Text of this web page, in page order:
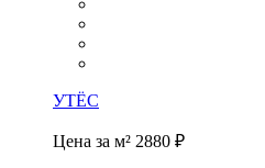
УТЁС
Цена за м² 2880 ₽